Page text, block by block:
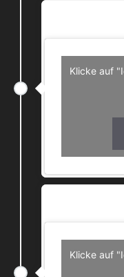
Klicke auf
Klicke auf